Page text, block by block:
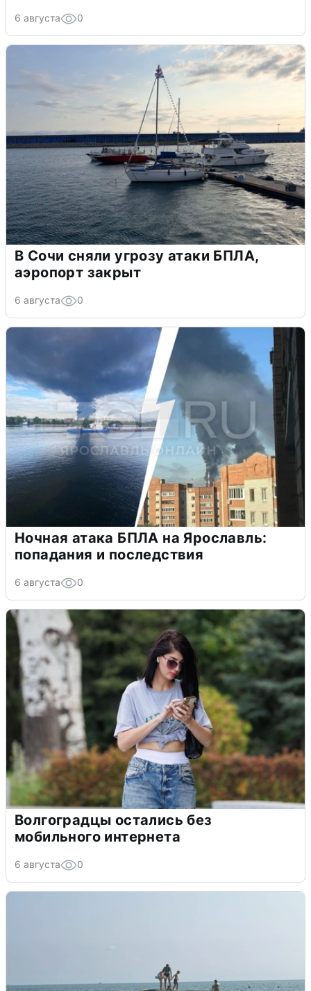
6 августа 0
В Сочи сняли угрозу атаки БПЛА,
аэропорт закрыт
6 августа 0
Ночная атака БПЛА на Ярославль:
попадания и последствия
6 августа 0
Волгоградцы остались без
мобильного интернета
6 августа 0